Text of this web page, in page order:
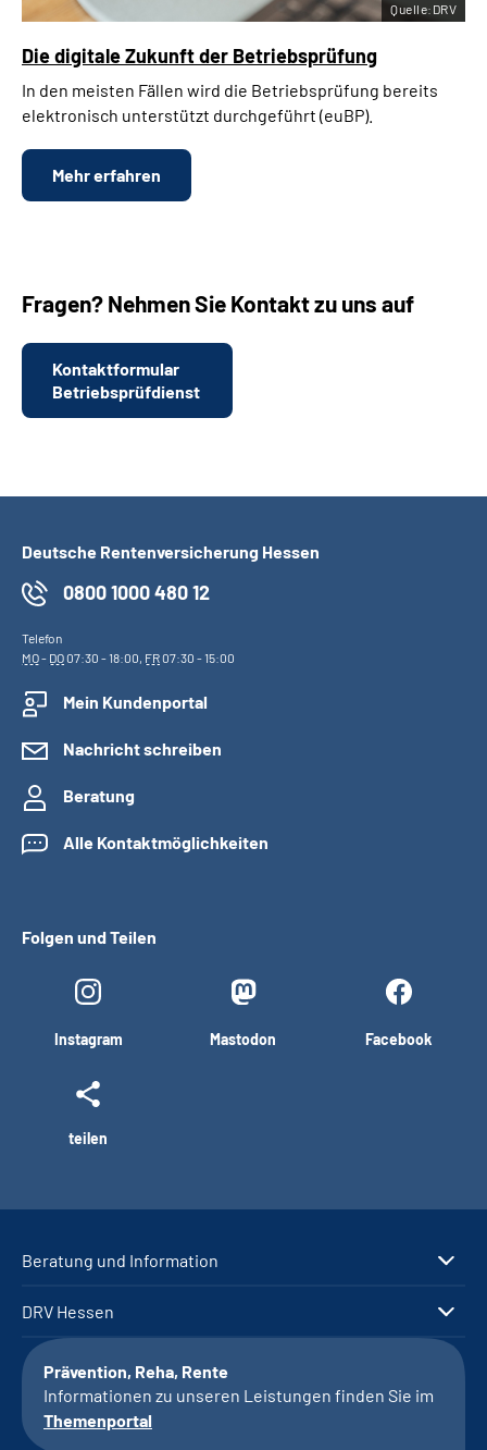
Die digitale Zukunft der Betriebsprüfung
In den meisten Fällen wird die Betriebsprüfung bereits
elektronisch unterstützt durchgeführt (euBP).
Mehr erfahren
Quelle:DRV
Fragen? Nehmen Sie Kontakt zu uns auf
Kontaktformular
Betriebsprüfdienst
Deutsche Rentenversicherung Hessen
0800 1000 480 12
Telefon
MO- DO07:30 - 18:00, FR07:30 - 15:00
Mein Kundenportal
Nachricht schreiben
Beratung
Alle Kontaktmöglichkeiten
Folgen und Teilen
Instagram Mastodon Facebook
teilen
Beratung und Information
DRV Hessen
Prävention, Reha, Rente
Informationen zu unseren Leistungen finden Sie im
Themenportal